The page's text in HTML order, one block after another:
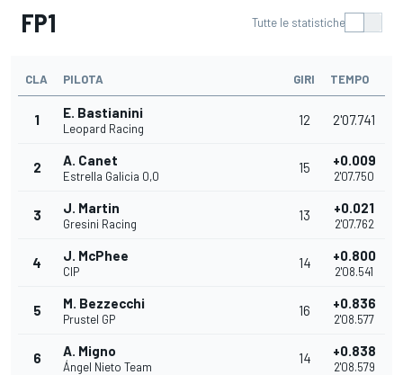
FP1 Tutte le statistiche
CLA PILOTA GIRI TEMPO
1 E. Bastianini
Leopard Racing
12 2'07.741
2 A. Canet
Estrella Galicia 0,0
15 +0.009
2'07.750
3 J. Martin
Gresini Racing
13 +0.021
2'07.762
4 J. McPhee
CIP
14 +0.800
2'08.541
5 M. Bezzecchi
Prustel GP
16 +0.836
2'08.577
6 A. Migno
Ángel Nieto Team
14 +0.838
2'08.579